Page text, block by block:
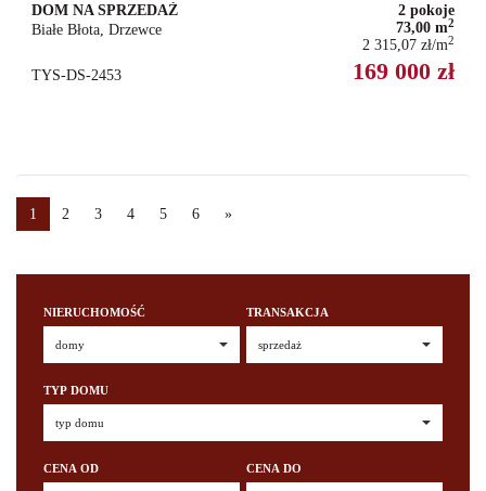
DOM NA SPRZEDAŻ
Białe Błota, Drzewce
2 pokoje
73,00 m2
2 315,07 zł/m2
TYS-DS-2453 169 000 zł
1 2 3 4 5 6 »
NIERUCHOMOŚĆ TRANSAKCJA
TYP DOMU
CENA OD CENA DO